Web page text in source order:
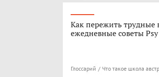
Как пережить трудные
ежедневные советы Psy
Глоссарий / Что такое школа